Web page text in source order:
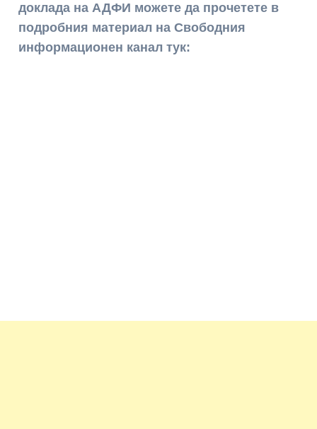
доклада на АДФИ можете да прочетете в
подробния материал на Свободния
информационен канал тук: